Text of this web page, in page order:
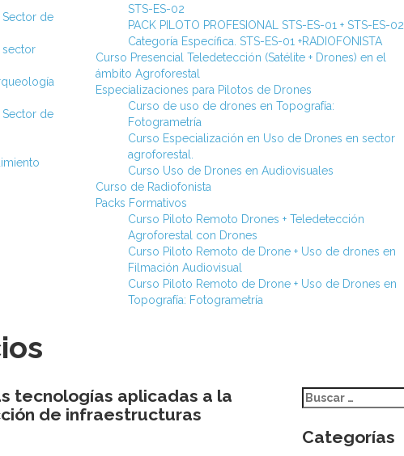
Sector de
sector
Sector de
STS-ES-02
PACK PILOTO PROFESIONAL STS-ES-01 + STS-ES-02
Categoría Específica. STS-ES-01 +RADIOFONISTA
Curso Presencial Teledetección (Satélite + Drones) en el
ámbito Agroforestal
Especializaciones para Pilotos de Drones
Curso de uso de drones en Topografía:
Fotogrametría
Curso Especialización en Uso de Drones en sector
agroforestal.
Curso Uso de Drones en Audiovisuales
Curso de Radiofonista
Packs Formativos
Curso Piloto Remoto Drones + Teledetección
Agroforestal con Drones
Curso Piloto Remoto de Drone + Uso de drones en
Filmación Audiovisual
Curso Piloto Remoto de Drone + Uso de Drones en
Topografía: Fotogrametría
tecnologías aplicadas a la
de infraestructuras
Buscar:
Categorías